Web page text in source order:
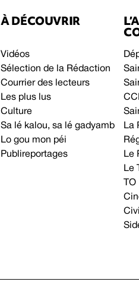
À DÉCOUVRIR
Vidéos
Sélection de la Rédaction
Courrier des lecteurs
Les plus lus
Culture
Sa lé kalou, sa lé gadyamb
Lo gou mon péi
Publireportages
La
Le
Le
TO